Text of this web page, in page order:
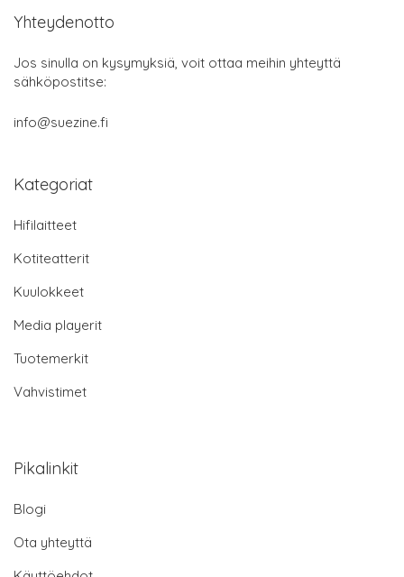
Yhteydenotto
Jos sinulla on kysymyksiä, voit ottaa meihin yhteyttä
sähköpostitse:
info@suezine.fi
Kategoriat
Hifilaitteet
Kotiteatterit
Kuulokkeet
Media playerit
Tuotemerkit
Vahvistimet
Pikalinkit
Blogi
Ota yhteyttä